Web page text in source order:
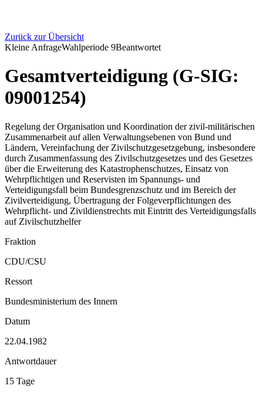
Zurück zur Übersicht
Kleine AnfrageWahlperiode 9Beantwortet
Gesamtverteidigung (G-SIG:
09001254)
Regelung der Organisation und Koordination der zivil-militärischen
Zusammenarbeit auf allen Verwaltungsebenen von Bund und
Ländern, Vereinfachung der Zivilschutzgesetzgebung, insbesondere
durch Zusammenfassung des Zivilschutzgesetzes und des Gesetzes
über die Erweiterung des Katastrophenschutzes, Einsatz von
Wehrpflichtigen und Reservisten im Spannungs- und
Verteidigungsfall beim Bundesgrenzschutz und im Bereich der
Zivilverteidigung, Übertragung der Folgeverpflichtungen des
Wehrpflicht- und Zivildienstrechts mit Eintritt des Verteidigungsfalls
auf Zivilschutzhelfer
Fraktion
CDU/CSU
Ressort
Bundesministerium des Innern
Datum
22.04.1982
Antwortdauer
15 Tage